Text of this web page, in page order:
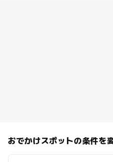
おでかけスポットの条件を